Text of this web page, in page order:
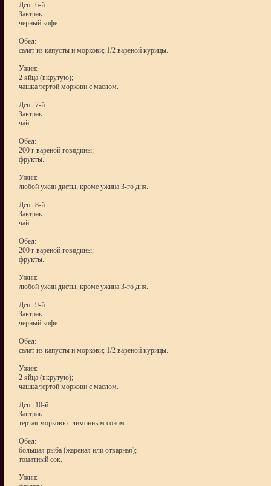
День 6-й
Завтрак:
черный кофе.
Обед:
салат из капусты и моркови; 1/2 вареной курицы.
Ужин:
2 яйца (вкрутую);
чашка тертой моркови с маслом.
День 7-й
Завтрак:
чай.
Обед:
200 г вареной говядины;
фрукты.
Ужин:
любой ужин диеты, кроме ужина 3-го дня.
День 8-й
Завтрак:
чай.
Обед:
200 г вареной говядины;
фрукты.
Ужин:
любой ужин диеты, кроме ужина 3-го дня.
День 9-й
Завтрак:
черный кофе.
Обед:
салат из капусты и моркови; 1/2 вареной курицы.
Ужин:
2 яйца (вкрутую);
чашка тертой моркови с маслом.
День 10-й
Завтрак:
тертая морковь с лимонным соком.
Обед:
большая рыба (жареная или отварная);
томатный сок.
Ужин: